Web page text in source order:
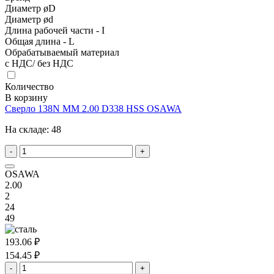
Диаметр øD
Диаметр ød
Длина рабочей части - I
Общая длина - L
Обрабатываемый материал
с НДС/ без НДС
Количество
В корзину
Сверло 138N MM 2.00 D338 HSS OSAWA
На складе: 48
- +
OSAWA
2.00
2
24
49
193.06 ₽
154.45 ₽
- +